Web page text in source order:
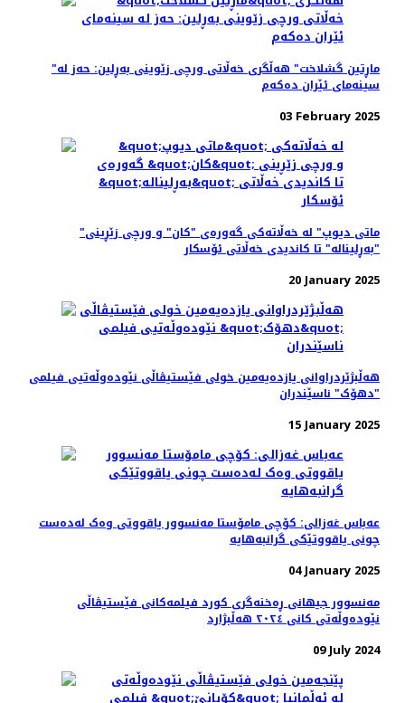
"ماڕتین گشلاخت" هە‌ڵگری خه‌ڵاتی ورچی زێوینی بەڕلین: حه‌ز له
سینه‌مای ئێران ده‌که‌م
03 February 2025
"ماتی دیوپ" لە خه‌ڵاته‌کی گه‌وره‌ی "کان" و ورچی زێڕینی
"بەڕلیناله" تا کاندیدی خه‌ڵاتی ئۆسکار
20 January 2025
هه‌ڵبژێردراوانی یازده‌یه‌مین خولی فێستیڤاڵی نێودەوڵەتیی فیلمی
"دهۆک" ناسێندران
15 January 2025
عەباس غەزالی: کۆچی مامۆستا مه‌نسوور یاقووتی وه‌ک له‌ده‌ست
چونی یاقووتێکی گرانبه‌هایه
04 January 2025
مەنسوور جیهانی ڕه‌خنه‌گری کورد فیلمه‌کانی فێستیڤاڵی
نێوده‌وڵه‌تی کانی ٢٠٢٤ هه‌ڵبژارد
09 July 2024